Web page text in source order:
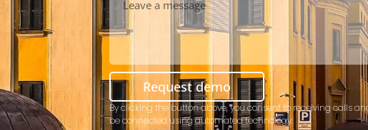
Request demo
By clicking the button above, you consent to receiving calls
be connected using automated technology.